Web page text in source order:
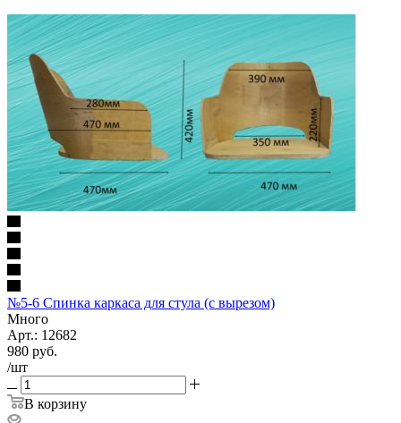
№5-6 Спинка каркаса для стула (с вырезом)
Много
Арт.: 12682
980 руб.
/шт
В корзину